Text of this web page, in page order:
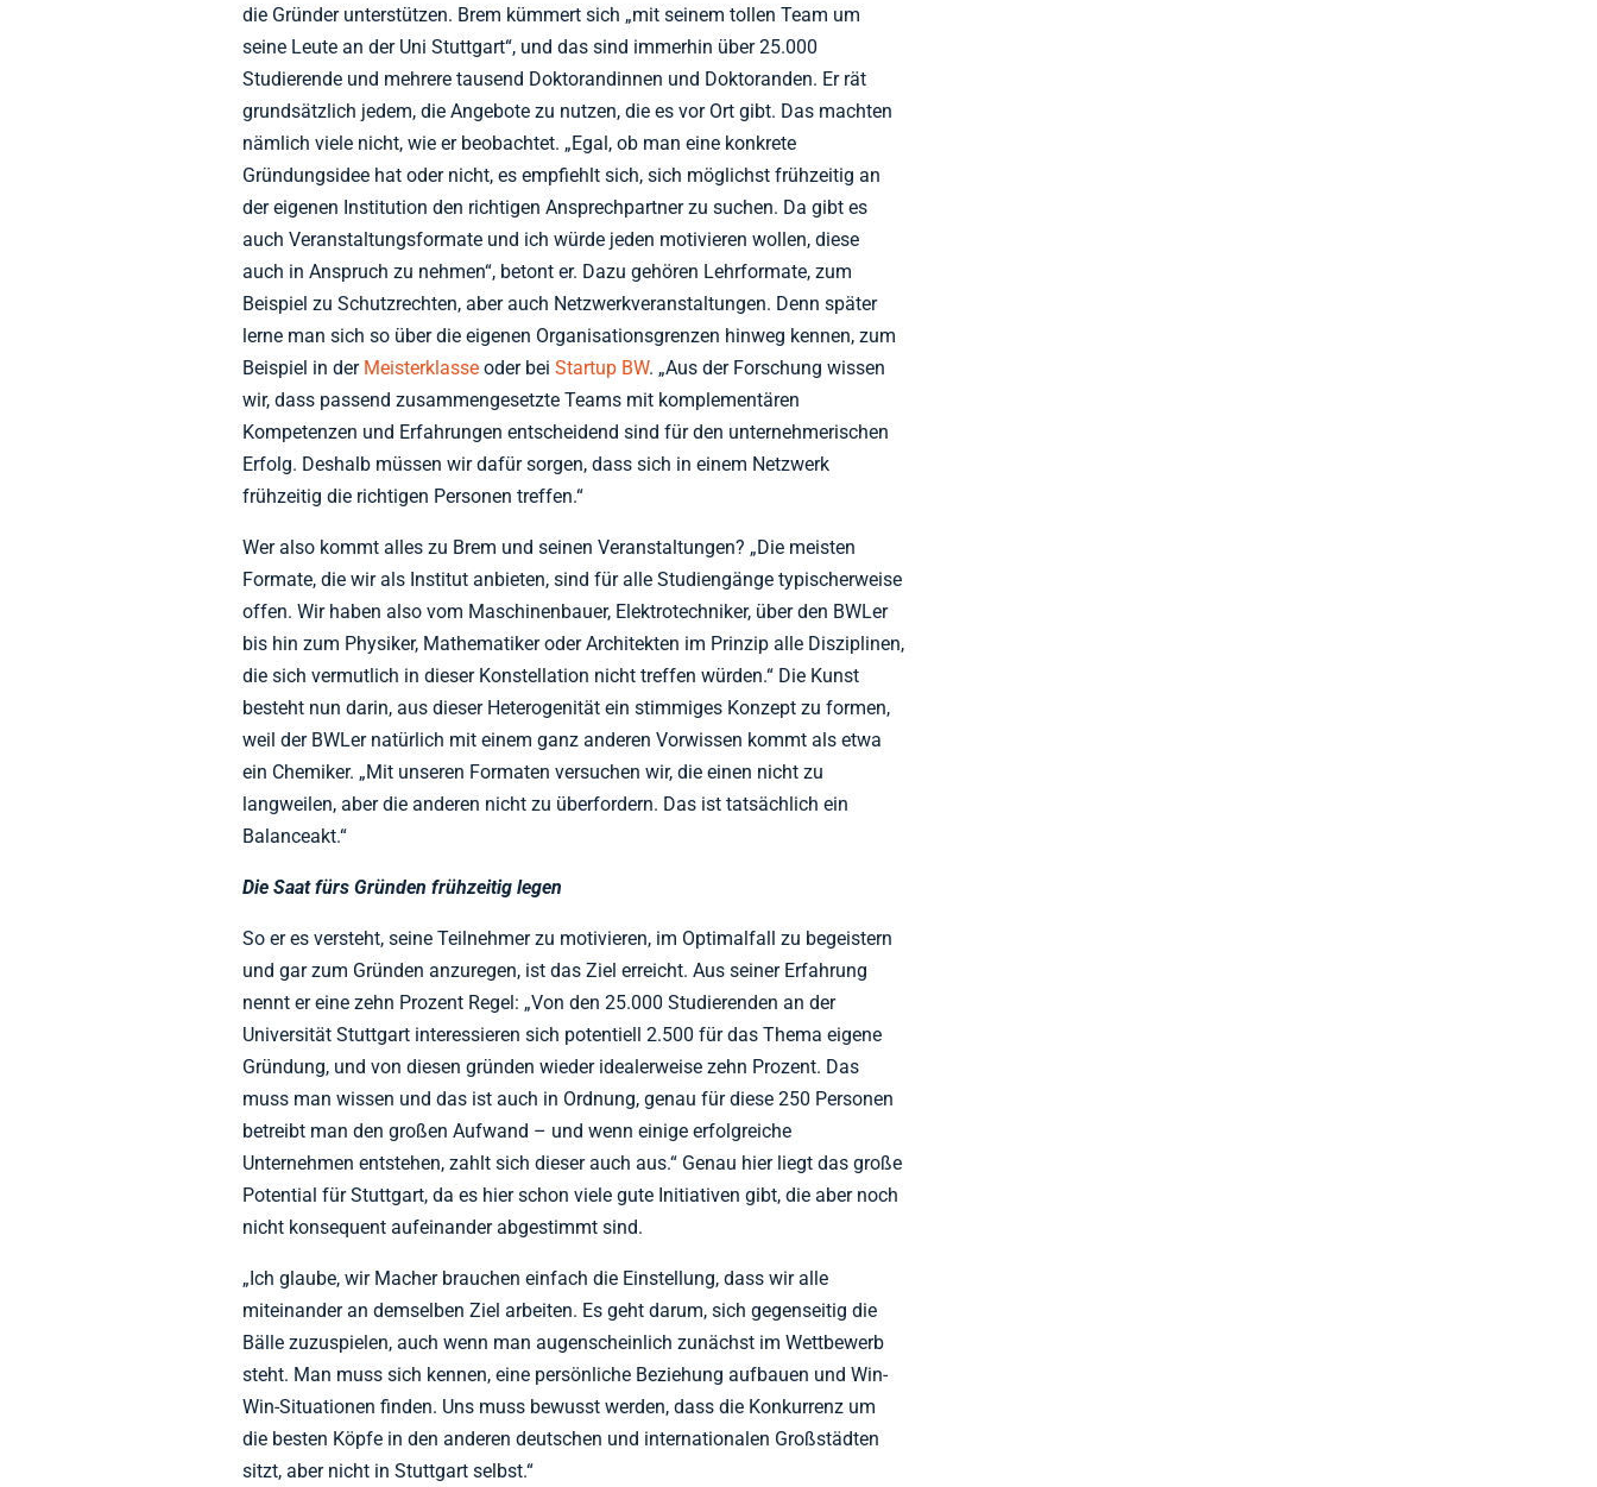
die Gründer unterstützen. Brem kümmert sich „mit seinem tollen Team um
seine Leute an der Uni Stuttgart“, und das sind immerhin über 25.000
Studierende und mehrere tausend Doktorandinnen und Doktoranden. Er rät
grundsätzlich jedem, die Angebote zu nutzen, die es vor Ort gibt. Das machten
nämlich viele nicht, wie er beobachtet. „Egal, ob man eine konkrete
Gründungsidee hat oder nicht, es empfiehlt sich, sich möglichst frühzeitig an
der eigenen Institution den richtigen Ansprechpartner zu suchen. Da gibt es
auch Veranstaltungsformate und ich würde jeden motivieren wollen, diese
auch in Anspruch zu nehmen“, betont er. Dazu gehören Lehrformate, zum
Beispiel zu Schutzrechten, aber auch Netzwerkveranstaltungen. Denn später
lerne man sich so über die eigenen Organisationsgrenzen hinweg kennen, zum
Beispiel in der Meisterklasse oder beiStartup BW. „Aus der Forschung wissen
wir, dass passend zusammengesetzte Teams mit komplementären
Kompetenzen und Erfahrungen entscheidend sind für den unternehmerischen
Erfolg. Deshalb müssen wir dafür sorgen, dass sich in einem Netzwerk
frühzeitig die richtigen Personen treffen.“
Wer also kommt alles zu Brem und seinen Veranstaltungen? „Die meisten
Formate, die wir als Institut anbieten, sind für alle Studiengänge typischerweise
offen. Wir haben also vom Maschinenbauer, Elektrotechniker, über den BWLer
bis hin zum Physiker, Mathematiker oder Architekten im Prinzip alle Disziplinen,
die sich vermutlich in dieser Konstellation nicht treffen würden.“ Die Kunst
besteht nun darin, aus dieser Heterogenität ein stimmiges Konzept zu formen,
weil der BWLer natürlich mit einem ganz anderen Vorwissen kommt als etwa
ein Chemiker. „Mit unseren Formaten versuchen wir, die einen nicht zu
langweilen, aber die anderen nicht zu überfordern. Das ist tatsächlich ein
Balanceakt.“
Die Saat fürs Gründen frühzeitig legen
So er es versteht, seine Teilnehmer zu motivieren, im Optimalfall zu begeistern
und gar zum Gründen anzuregen, ist das Ziel erreicht. Aus seiner Erfahrung
nennt er eine zehn Prozent Regel: „Von den 25.000 Studierenden an der
Universität Stuttgart interessieren sich potentiell 2.500 für das Thema eigene
Gründung, und von diesen gründen wieder idealerweise zehn Prozent. Das
muss man wissen und das ist auch in Ordnung, genau für diese 250 Personen
betreibt man den großen Aufwand – und wenn einige erfolgreiche
Unternehmen entstehen, zahlt sich dieser auch aus.“ Genau hier liegt das große
Potential für Stuttgart, da es hier schon viele gute Initiativen gibt, die aber noch
nicht konsequent aufeinander abgestimmt sind.
„Ich glaube, wir Macher brauchen einfach die Einstellung, dass wir alle
miteinander an demselben Ziel arbeiten. Es geht darum, sich gegenseitig die
Bälle zuzuspielen, auch wenn man augenscheinlich zunächst im Wettbewerb
steht. Man muss sich kennen, eine persönliche Beziehung aufbauen und Win-
Win-Situationen finden. Uns muss bewusst werden, dass die Konkurrenz um
die besten Köpfe in den anderen deutschen und internationalen Großstädten
sitzt, aber nicht in Stuttgart selbst.“